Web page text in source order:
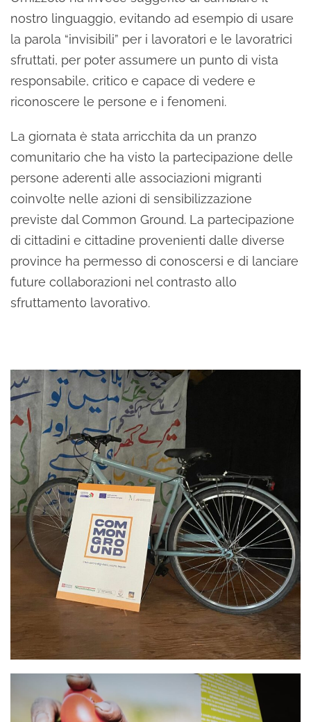
nostro linguaggio, evitando ad esempio di usare
la parola “invisibili” per i lavoratori e le lavoratrici
sfruttati, per poter assumere un punto di vista
responsabile, critico e capace di vedere e
riconoscere le persone e i fenomeni.
La giornata è stata arricchita da un pranzo
comunitario che ha visto la partecipazione delle
persone aderenti alle associazioni migranti
coinvolte nelle azioni di sensibilizzazione
previste dal Common Ground. La partecipazione
di cittadini e cittadine provenienti dalle diverse
province ha permesso di conoscersi e di lanciare
future collaborazioni nel contrasto allo
sfruttamento lavorativo.